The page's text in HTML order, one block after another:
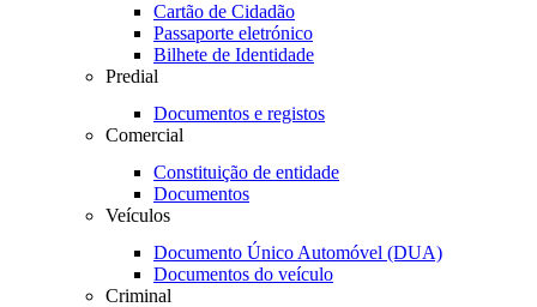
Cartão de Cidadão
Passaporte eletrónico
Bilhete de Identidade
Predial
Documentos e registos
Comercial
Constituição de entidade
Documentos
Veículos
Documento Único Automóvel (DUA)
Documentos do veículo
Criminal